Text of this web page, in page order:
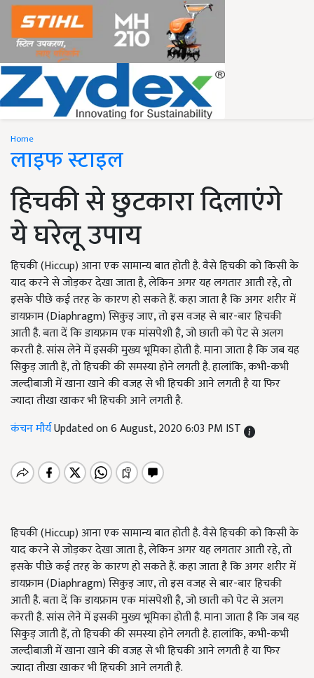
Home
लाइफ स्टाइल
हिचकी से छुटकारा दिलाएंगे
ये घरेलू उपाय
हिचकी (Hiccup) आना एक सामान्य बात होती है. वैसे हिचकी को किसी के
याद करने से जोड़कर देखा जाता है, लेकिन अगर यह लगतार आती रहे, तो
इसके पीछे कई तरह के कारण हो सकते हैं. कहा जाता है कि अगर शरीर में
डायफ्राम (Diaphragm) सिकुड़ जाए, तो इस वजह से बार-बार हिचकी
आती है. बता दें कि डायफ्राम एक मांसपेशी है, जो छाती को पेट से अलग
करती है. सांस लेने में इसकी मुख्य भूमिका होती है. माना जाता है कि जब यह
सिकुड़ जाती हैं, तो हिचकी की समस्या होने लगती है. हालांकि, कभी-कभी
जल्दीबाजी में खाना खाने की वजह से भी हिचकी आने लगती है या फिर
ज्यादा तीखा खाकर भी हिचकी आने लगती है.
कंचन मौर्यUpdated on 6 August, 2020 6:03 PM IST
हिचकी (Hiccup) आना एक सामान्य बात होती है. वैसे हिचकी को किसी के
याद करने से जोड़कर देखा जाता है, लेकिन अगर यह लगतार आती रहे, तो
इसके पीछे कई तरह के कारण हो सकते हैं. कहा जाता है कि अगर शरीर में
डायफ्राम (Diaphragm) सिकुड़ जाए, तो इस वजह से बार-बार हिचकी
आती है. बता दें कि डायफ्राम एक मांसपेशी है, जो छाती को पेट से अलग
करती है. सांस लेने में इसकी मुख्य भूमिका होती है. माना जाता है कि जब यह
सिकुड़ जाती हैं, तो हिचकी की समस्या होने लगती है. हालांकि, कभी-कभी
जल्दीबाजी में खाना खाने की वजह से भी हिचकी आने लगती है या फिर
ज्यादा तीखा खाकर भी हिचकी आने लगती है.